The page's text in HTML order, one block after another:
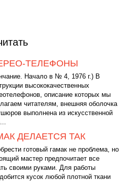
ТЕЛЕФОНЫ
Начало в № 4, 1976 г.) В
высококачественных
описание которых мы
читателям, внешняя оболочка
выполнена из искусственной
ДЕЛАЕТСЯ ТАК
готовый гамак не проблема, но
мастер предпочитает все
своими руками. Для работы
кусок любой плотной ткани